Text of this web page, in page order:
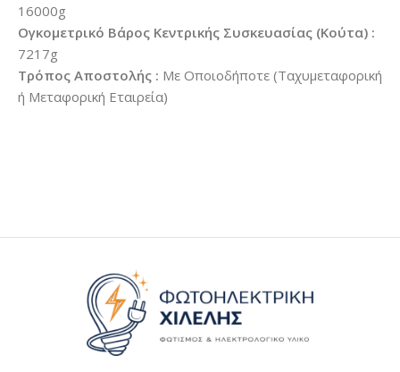
16000g
Ογκομετρικό Βάρος Κεντρικής Συσκευασίας (Κούτα) :
7217g
Τρόπος Αποστολής : Με Οποιοδήποτε (Ταχυμεταφορική
ή Μεταφορική Εταιρεία)